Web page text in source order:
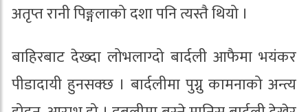
अतृप्त रानी पिङ्गलाको दशा पनि त्यस्तै थियो ।
बाहिरबाट देख्दा लोभलाग्दो बार्दली आफैमा भयंकर
पीडादायी हुनसक्छ । बार्दलीमा पुग्नु कामनाको अन्त्य